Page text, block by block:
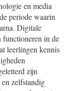
en media
periode waarin
Digitale
functioneren in de
leerlingen kennis
zijn
zelfstandig